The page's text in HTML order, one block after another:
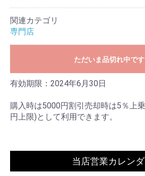
関連カテゴリ
専門店
ただいま品切れ中です
有効期限：2024年6月30日
購入時は5000円割引売却時は5％上
円上限)として利用できます。
当店営業カレン